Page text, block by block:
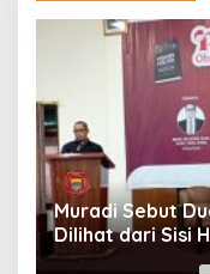
Muradi Sebut
Dilihat dari Sisi